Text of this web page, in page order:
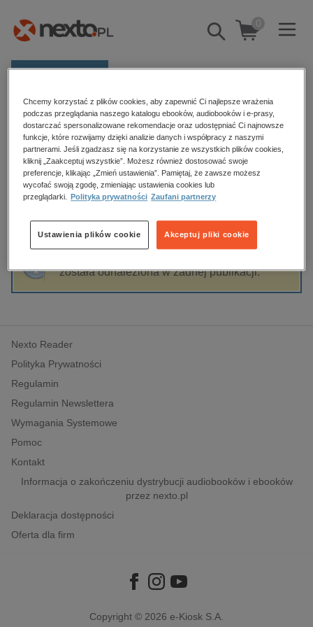
Pokaż/schowaj
wyszukiwarkę
0
Kategorie
Zobacz wszystkie E-prasa
budownictwo, aranżacja wnętrz
biznesowe, branżowe, gospodarka
dzienniki
edukacja
hobby, sport, rozrywka
komputery, internet, technologie, informatyka
polityka, społeczno-informacyjne
psychologiczne
inne
popularno-naukowe
historia
Strona główna Beata Więzowska-Czepiel
Beata Więzowska-Czepiel
Sortowanie Filtrowanie
została odnaleziona w żadnej publikacji.
Nexto Reader
Polityka Prywatności
Regulamin
Regulamin Newslettera
Wymagania Systemowe
Pomoc
Kontakt
Informacja o zakończeniu dystrybucji audiobooków i ebooków
przez nexto.pl
Deklaracja dostępności
Oferta dla firm
Copyright © 2026 e-Kiosk S.A.
Chcemy korzystać z plików cookies, aby zapewnić Ci najlepsze wrażenia
podczas przeglądania naszego katalogu ebooków, audiobooków i e-prasy,
dostarczać spersonalizowane rekomendacje oraz udostępniać Ci najnowsze
funkcje, które rozwijamy dzięki analizie danych i współpracy z naszymi
partnerami. Jeśli zgadzasz się na korzystanie ze wszystkich plików cookies,
kliknij „Zaakceptuj wszystkie”. Możesz również dostosować swoje
preferencje, klikając „Zmień ustawienia”. Pamiętaj, że zawsze możesz
wycofać swoją zgodę, zmieniając ustawienia cookies lub
przeglądarki.
Polityka prywatności Zaufani partnerzy
Akceptuj pliki cookie
Ustawienia plików cookie